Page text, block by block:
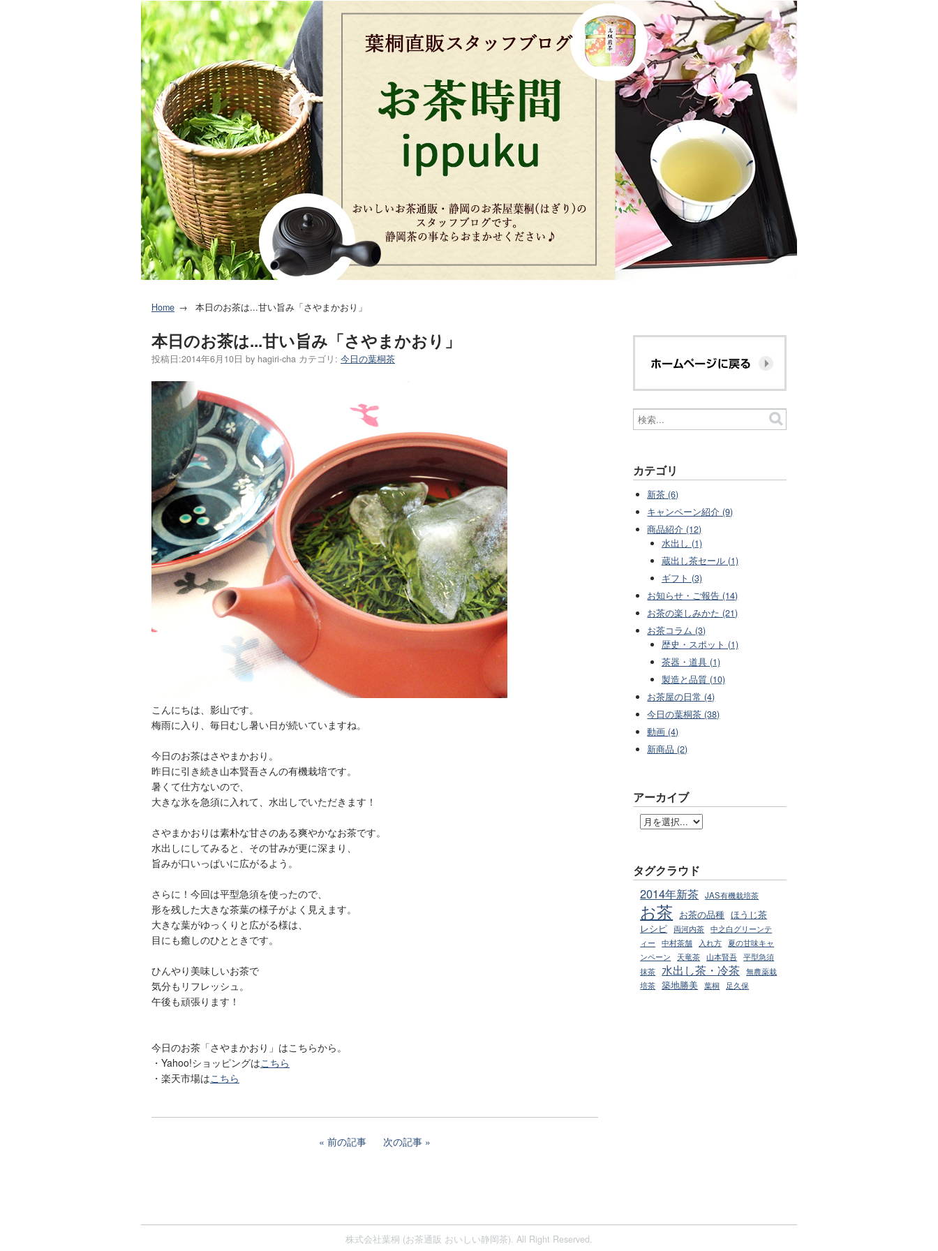
Home 本日のお茶は...甘い旨み「さやまかおり」
本日のお茶は...甘い旨み「さやまかおり」
投稿日:2014年6月10日 by hagiri-cha カテゴリ: 今日の葉桐茶
こんにちは、影山です。
梅雨に入り、毎日むし暑い日が続いていますね。
今日のお茶はさやまかおり。
昨日に引き続き山本賢吾さんの有機栽培です。
暑くて仕方ないので、
大きな氷を急須に入れて、水出しでいただきます！
さやまかおりは素朴な甘さのある爽やかなお茶です。
水出しにしてみると、その甘みが更に深まり、
旨みが口いっぱいに広がるよう。
さらに！今回は平型急須を使ったので、
形を残した大きな茶葉の様子がよく見えます。
大きな葉がゆっくりと広がる様は、
目にも癒しのひとときです。
ひんやり美味しいお茶で
気分もリフレッシュ。
午後も頑張ります！
今日のお茶「さやまかおり」はこちらから。
・Yahoo!ショッピングはこちら
・楽天市場はこちら
前の記事 次の記事
カテゴリ
新茶 (6)
キャンペーン紹介 (9)
商品紹介 (12)
水出し (1)
蔵出し茶セール (1)
ギフト (3)
お知らせ・ご報告 (14)
お茶の楽しみかた (21)
お茶コラム (3)
歴史・スポット (1)
茶器・道具 (1)
製造と品質 (10)
お茶屋の日常 (4)
今日の葉桐茶 (38)
動画 (4)
新商品 (2)
アーカイブ
タグクラウド
2014年新茶 JAS有機栽培茶
お茶 お茶の品種 ほうじ茶
レシピ 両河内茶 中之白グリーンテ
ィー
中村茶舗 入れ方 夏の甘味キャ
ンペーン
天竜茶 山本賢吾 平型急須
抹茶 水出し茶・冷茶 無農薬栽
培茶 築地勝美 葉桐 足久保
株式会社葉桐 (お茶通販 おいしい静岡茶). All Right Reserved.